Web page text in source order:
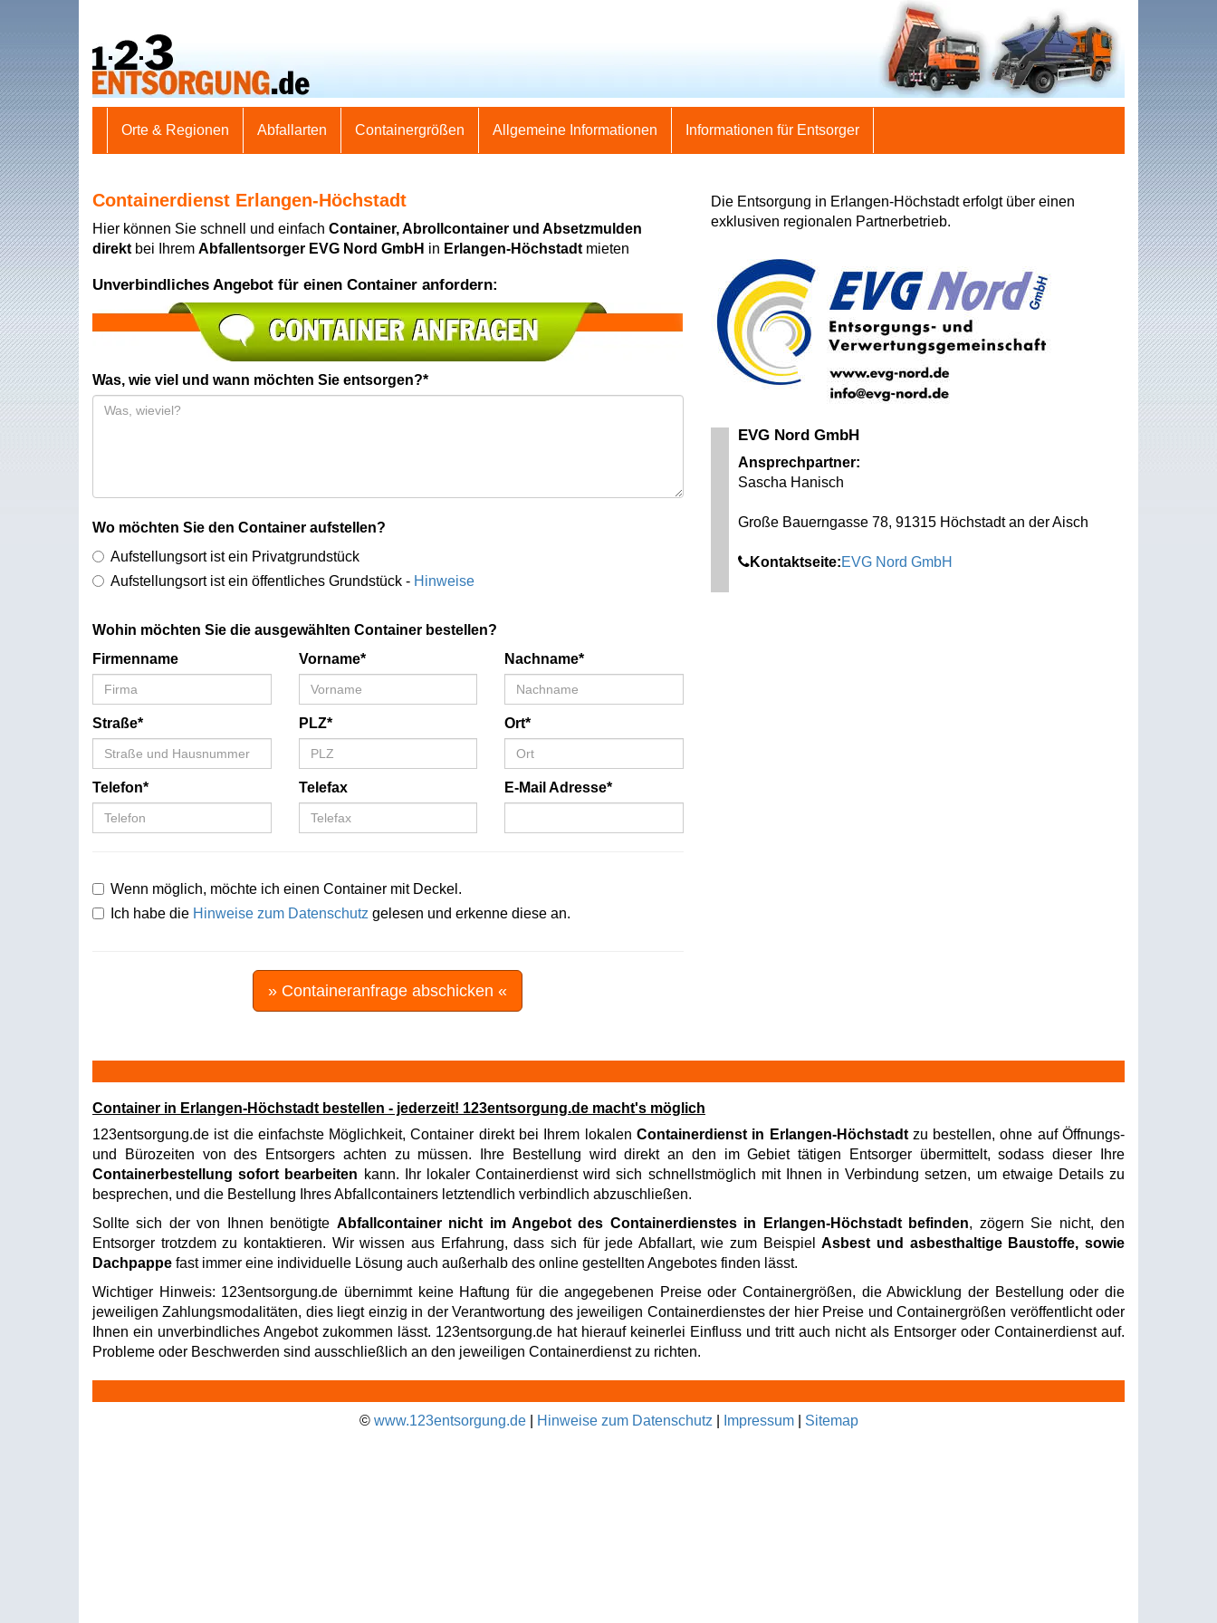
Orte & Regionen Abfallarten Containergrößen Allgemeine Informationen Informationen für Entsorger
Containerdienst Erlangen-Höchstadt
Hier können Sie schnell und einfach Container, Abrollcontainer und Absetzmulden
direkt bei Ihrem Abfallentsorger EVG Nord GmbH in Erlangen-Höchstadt mieten
Unverbindliches Angebot für einen Container anfordern:
Was, wie viel und wann möchten Sie entsorgen?*
Wo möchten Sie den Container aufstellen?
Aufstellungsort ist ein Privatgrundstück
Aufstellungsort ist ein öffentliches Grundstück - Hinweise
Wohin möchten Sie die ausgewählten Container bestellen?
Firmenname
Vorname* Nachname*
Straße* PLZ* Ort*
Telefon* Telefax E-Mail Adresse*
Wenn möglich, möchte ich einen Container mit Deckel.
Ich habe die Hinweise zum Datenschutz gelesen und erkenne diese an.
» Containeranfrage abschicken «
Die Entsorgung in Erlangen-Höchstadt erfolgt über einen
exklusiven regionalen Partnerbetrieb.
EVG Nord GmbH
Ansprechpartner:
Sascha Hanisch
Große Bauerngasse 78, 91315 Höchstadt an der Aisch
Kontaktseite:EVG Nord GmbH
Container in Erlangen-Höchstadt bestellen - jederzeit! 123entsorgung.de macht's möglich
123entsorgung.de ist die einfachste Möglichkeit, Container direkt bei Ihrem lokalen Containerdienst in Erlangen-Höchstadtzu bestellen, ohne auf Öffnungs-
und Bürozeiten von des Entsorgers achten zu müssen. Ihre Bestellung wird direkt an den im Gebiet tätigen Entsorger übermittelt, sodass dieser Ihre
Containerbestellung sofort bearbeiten kann. Ihr lokaler Containerdienst wird sich schnellstmöglich mit Ihnen in Verbindung setzen, um etwaige Details zu
besprechen, und die Bestellung Ihres Abfallcontainers letztendlich verbindlich abzuschließen.
Sollte sich der von Ihnen benötigte Abfallcontainer nicht im Angebot des Containerdienstes in Erlangen-Höchstadt befinden, zögern Sie nicht, den
Entsorger trotzdem zu kontaktieren. Wir wissen aus Erfahrung, dass sich für jede Abfallart, wie zum BeispielAsbest und asbesthaltige Baustoffe, sowie
Dachpappe fast immer eine individuelle Lösung auch außerhalb des online gestellten Angebotes finden lässt.
Wichtiger Hinweis: 123entsorgung.de übernimmt keine Haftung für die angegebenen Preise oder Containergrößen, die Abwicklung der Bestellung oder die
jeweiligen Zahlungsmodalitäten, dies liegt einzig in der Verantwortung des jeweiligen Containerdienstes der hier Preise und Containergrößen veröffentlicht oder
Ihnen ein unverbindliches Angebot zukommen lässt. 123entsorgung.de hat hierauf keinerlei Einfluss und tritt auch nicht als Entsorger oder Containerdienst auf.
Probleme oder Beschwerden sind ausschließlich an den jeweiligen Containerdienst zu richten.
© www.123entsorgung.de| Hinweise zum Datenschutz Impressum| Sitemap